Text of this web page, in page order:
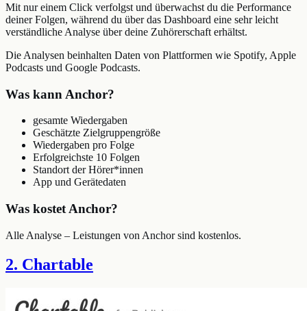
Mit nur einem Click verfolgst und überwachst du die Performance
deiner Folgen, während du über das Dashboard eine sehr leicht
verständliche Analyse über deine Zuhörerschaft erhältst.
Die Analysen beinhalten Daten von Plattformen wie Spotify, Apple
Podcasts und Google Podcasts.
Was kann Anchor?
gesamte Wiedergaben
Geschätzte Zielgruppengröße
Wiedergaben pro Folge
Erfolgreichste 10 Folgen
Standort der Hörer*innen
App und Gerätedaten
Was kostet Anchor?
Alle Analyse – Leistungen von Anchor sind kostenlos.
2. Chartable